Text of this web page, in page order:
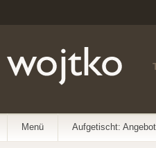
Menü Aufgetischt: Angebot